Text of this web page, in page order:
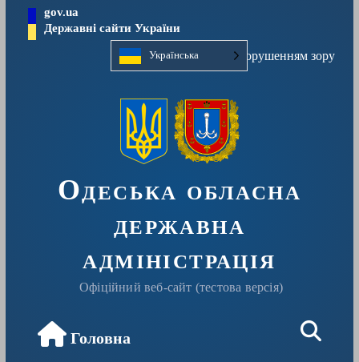
вмісту
gov.ua
Державні сайти України
УкраїнськаЛюдям із порушенням зору
Одеська обласна
державна
адміністрація
Офіційний веб-сайт (тестова версія)